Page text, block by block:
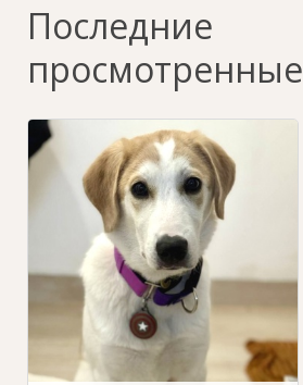
Последние
просмотренные